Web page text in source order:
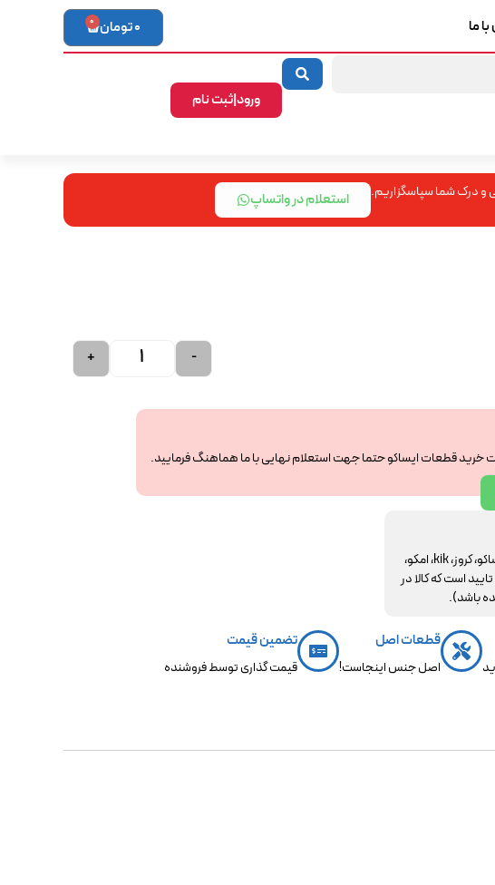
ورود|ثبت نام
ما 0تومان 0
و درک شما سپاسگزاریم. استعلام در واتساپ
-
+
خرید قطعات ایساکو حتما جهت استعلام نهایی با ما هماهنگ فرمایید.
درخواست مرجوع کردن کالا در گروه اجناس اورجینال (ایساکو، کروز، kik، امکو،
است که کالا در
باشد).
قطعات اصل
اصل جنس اینجاست!
تضمین قیمت
قیمت گذاری توسط فروشنده